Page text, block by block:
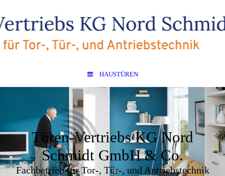
HAUSTÜREN
Türen-Vertriebs KG Nord
Schmidt GmbH & Co.
Fachbetrieb für Tor-, Tür-, und Antriebstechnik